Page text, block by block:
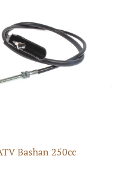
Bashan 250cc